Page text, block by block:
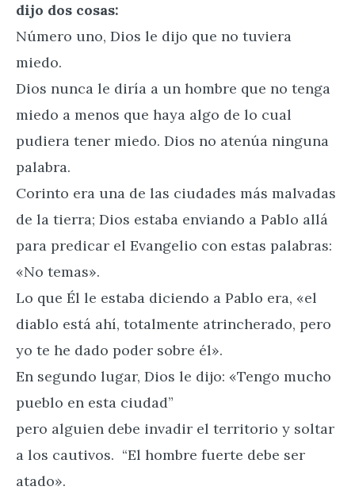
dijo dos cosas:
Número uno, Dios le dijo que no tuviera
miedo.
Dios nunca le diría a un hombre que no tenga
miedo a menos que haya algo de lo cual
pudiera tener miedo. Dios no atenúa ninguna
palabra.
Corinto era una de las ciudades más malvadas
de la tierra; Dios estaba enviando a Pablo allá
para predicar el Evangelio con estas palabras:
«No temas».
Lo que Él le estaba diciendo a Pablo era, «el
diablo está ahí, totalmente atrincherado, pero
yo te he dado poder sobre él».
En segundo lugar, Dios le dijo: «Tengo mucho
pueblo en esta ciudad”
pero alguien debe invadir el territorio y soltar
a los cautivos. “El hombre fuerte debe ser
atado».